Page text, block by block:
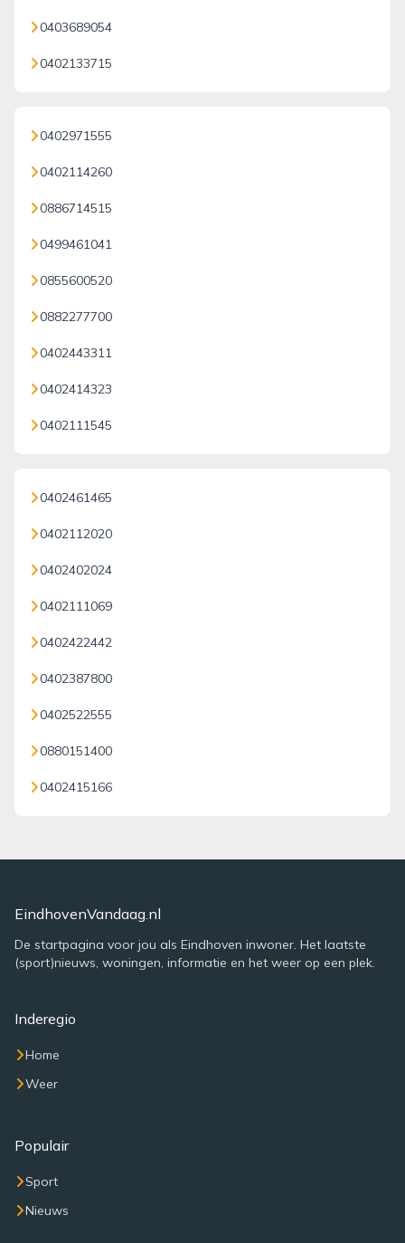
0403689054
0402133715
0402971555
0402114260
0886714515
0499461041
0855600520
0882277700
0402443311
0402414323
0402111545
0402461465
0402112020
0402402024
0402111069
0402422442
0402387800
0402522555
0880151400
0402415166
EindhovenVandaag.nl
De startpagina voor jou als Eindhoven inwoner. Het laatste
(sport)nieuws, woningen, informatie en het weer op een plek.
Inderegio
Home
Weer
Populair
Sport
Nieuws